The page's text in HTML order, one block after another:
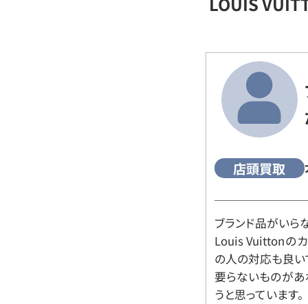
店頭買取
ブランド品がいら
Louis Vuittonの
の人の対応も良い
要らないものがあ
うと思っています。